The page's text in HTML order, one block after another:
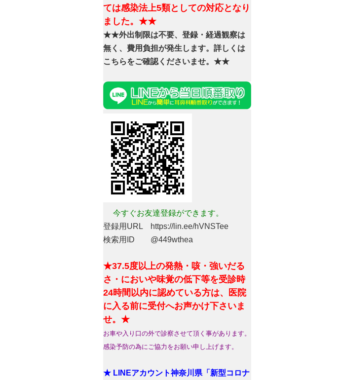
ては感染法上5類としての対応となり
ました。★★
★★外出制限は不要、登録・経過観察は
無く、費用負担が発生します。詳しくは
こちらをご確認くださいませ。★★
今すぐお友達登録ができます。
登録用URL https://lin.ee/hVNSTee
検索用ID @449wthea
★37.5度以上の発熱・咳・強いだる
さ・においや味覚の低下等を受診時
24時間以内に認めている方は、医院
に入る前に受付へお声かけ下さいま
せ。★
お車や入り口の外で診察させて頂く事があります。
感染予防の為にご協力をお願い申し上げます。
★ LINEアカウント神奈川県「新型コロナ